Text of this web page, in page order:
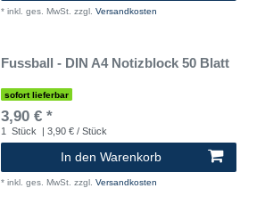
* inkl. ges. MwSt. zzgl. Versandkosten
Fussball - DIN A4 Notizblock 50 Blatt
sofort lieferbar
3,90 € *
1 Stück | 3,90 € / Stück
In den Warenkorb
* inkl. ges. MwSt. zzgl. Versandkosten